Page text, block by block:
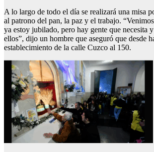
A lo largo de todo el día se realizará una misa
al patrono del pan, la paz y el trabajo.
ya estoy jubilado, pero hay gente que necesita
ellos”, dijo un hombre que aseguró que desde
establecimiento de la calle Cuzco al 150.